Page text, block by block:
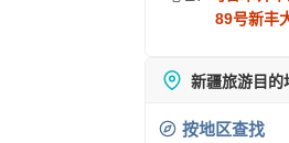
89号新丰
新疆旅游目的
按地区查找